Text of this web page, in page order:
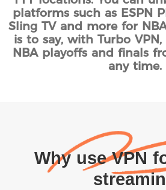
platforms such as ESPN
Sling TV and more for
is to say, with Turbo
NBA playoffs and finals
any time.
Why use VPN